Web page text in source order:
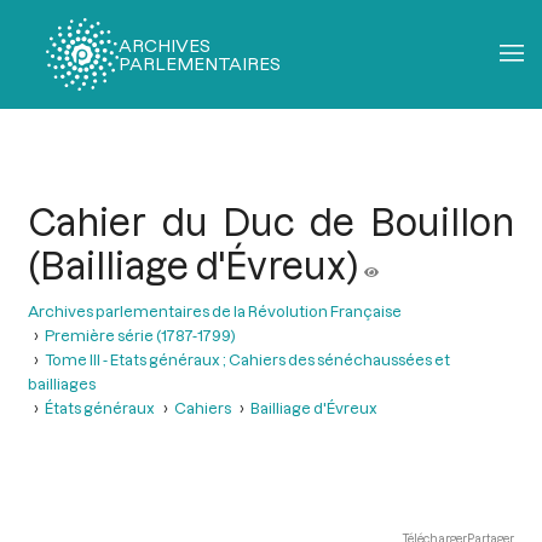
ARCHIVES
PARLEMENTAIRES
Cahier du Duc de Bouillon
(Bailliage d'Évreux)
Archives parlementaires de la Révolution Française
Première série (1787-1799)
Tome III - Etats généraux ; Cahiers des sénéchaussées et
bailliages
États généraux
Cahiers Bailliage d'Évreux
TéléchargerPartager